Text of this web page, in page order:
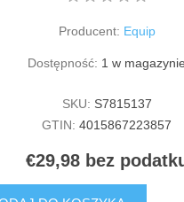
Producent: Equip
Dostępność: 1 w magazynie
SKU: S7815137
GTIN: 4015867223857
€29,98 bez